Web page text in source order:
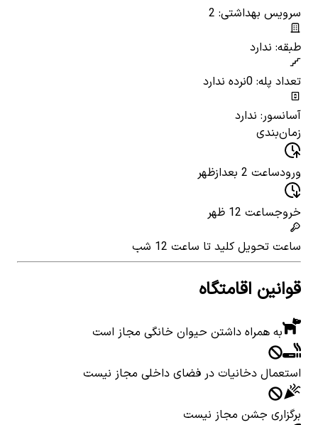
سرویس بهداشتی: 2
طبقه: ندارد
تعداد پله: 0
نرده ندارد
آسانسور: ندارد
زمان‌بندی
ورودساعت 2 بعدازظهر
خروجساعت 12 ظهر
ساعت تحویل کلید تا ساعت 12 شب
قوانین اقامتگاه
به همراه داشتن حیوان خانگی مجاز است
استعمال دخانیات در فضای داخلی مجاز نیست
برگزاری جشن مجاز نیست